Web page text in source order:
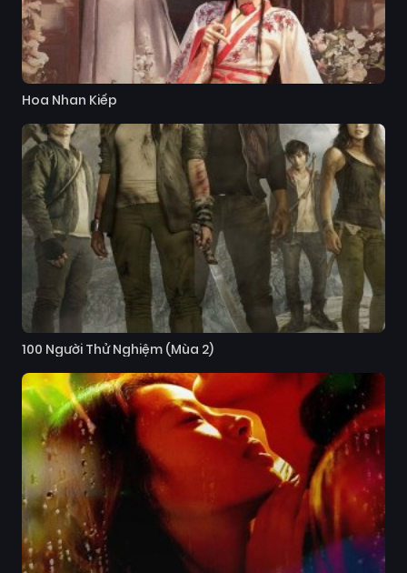
Hoa Nhan Kiếp
100 Người Thử Nghiệm (Mùa 2)